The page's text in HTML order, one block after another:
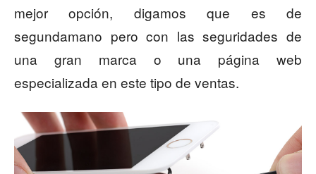
mejor opción, digamos que es de
segundamano pero con las seguridades de
una gran marca o una página web
especializada en este tipo de ventas.